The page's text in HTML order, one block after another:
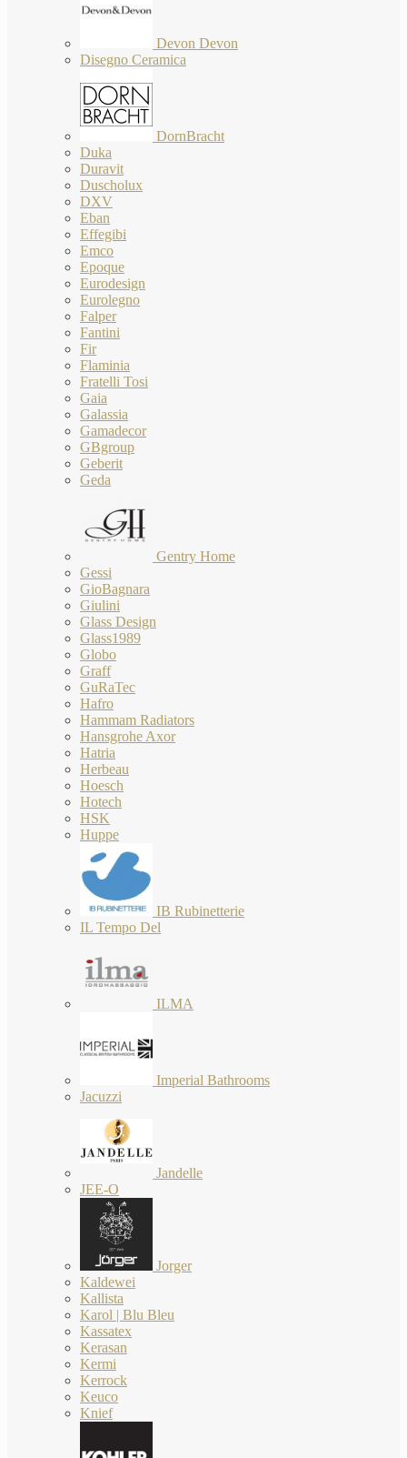
Devon Devon
Disegno Ceramica
DornBracht
Duka
Duravit
Duscholux
DXV
Eban
Effegibi
Emco
Epoque
Eurodesign
Eurolegno
Falper
Fantini
Fir
Flaminia
Fratelli Tosi
Gaia
Galassia
Gamadecor
GBgroup
Geberit
Geda
Gentry Home
Gessi
GioBagnara
Giulini
Glass Design
Glass1989
Globo
Graff
GuRaTec
Hafro
Hammam Radiators
Hansgrohe Axor
Hatria
Herbeau
Hoesch
Hotech
HSK
Huppe
IB Rubinetterie
IL Tempo Del
ILMA
Imperial Bathrooms
Jacuzzi
Jandelle
JEE-O
Jorger
Kaldewei
Kallista
Karol | Blu Bleu
Kassatex
Kerasan
Kermi
Kerrock
Keuco
Knief